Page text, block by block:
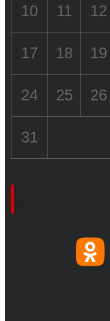
10 11 12
17 18 19
24 25 26
31